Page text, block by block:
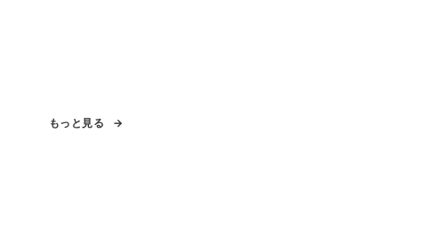
もっと見る